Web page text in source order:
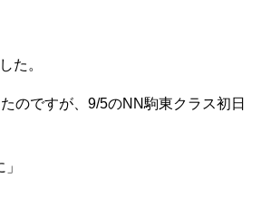
た。
のですが、9/5のNN駒東クラス初日